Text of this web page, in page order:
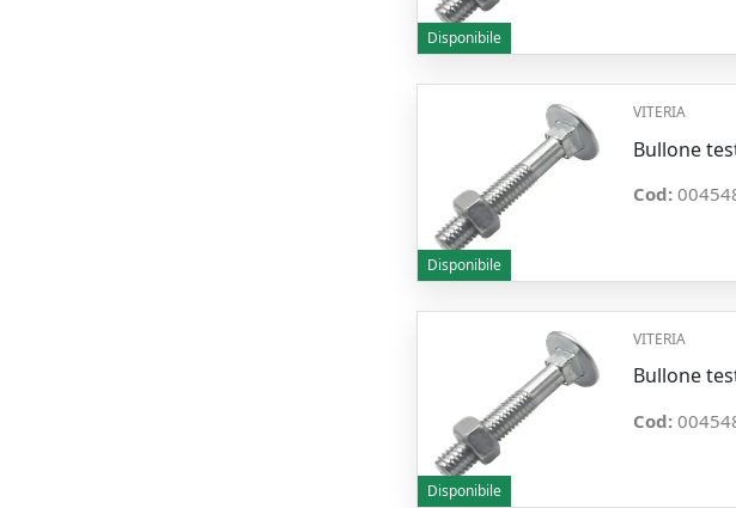
Disponibile
Disponibile
VITERIA
Bullone
Cod:
Disponibile
VITERIA
Bullone
Cod: